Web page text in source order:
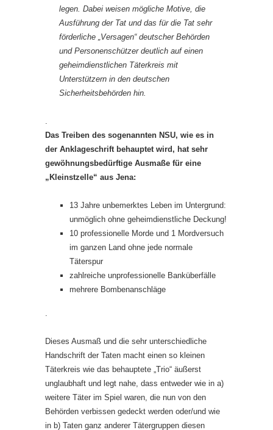
legen. Dabei weisen mögliche Motive, die
Ausführung der Tat und das für die Tat sehr
förderliche „Versagen“ deutscher Behörden
und Personenschützer deutlich auf einen
geheimdienstlichen Täterkreis mit
Unterstützern in den deutschen
Sicherheitsbehörden hin.
.
Das Treiben des sogenannten NSU, wie es in
der Anklageschrift behauptet wird, hat sehr
gewöhnungsbedürftige Ausmaße für eine
„Kleinstzelle“ aus Jena:
13 Jahre unbemerktes Leben im Untergrund:
unmöglich ohne geheimdienstliche Deckung!
10 professionelle Morde und 1 Mordversuch
im ganzen Land ohne jede normale
Täterspur
zahlreiche unprofessionelle Banküberfälle
mehrere Bombenanschläge
.
Dieses Ausmaß und die sehr unterschiedliche
Handschrift der Taten macht einen so kleinen
Täterkreis wie das behauptete „Trio“ äußerst
unglaubhaft und legt nahe, dass entweder wie in a)
weitere Täter im Spiel waren, die nun von den
Behörden verbissen gedeckt werden oder/und wie
in b) Taten ganz anderer Tätergruppen diesen